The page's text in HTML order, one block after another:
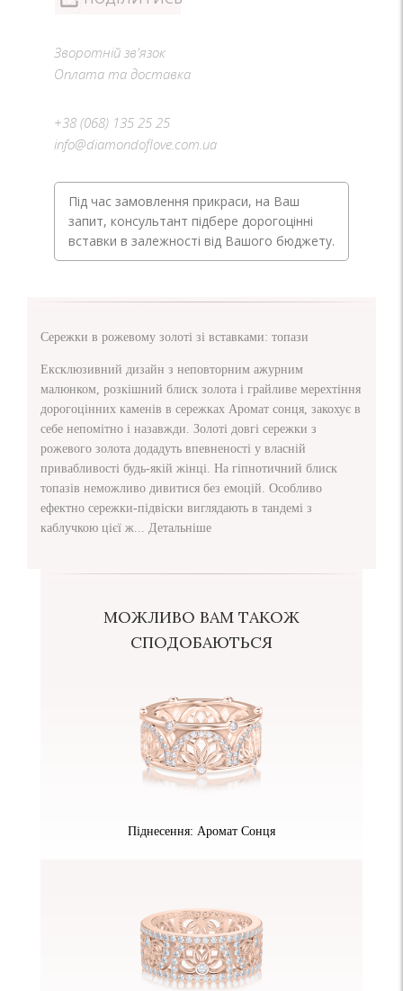
Зворотній зв'язок
Оплата та доставка
+38 (068) 135 25 25
info@diamondoflove.com.ua
Під час замовлення прикраси, на Ваш
запит, консультант підбере дорогоцінні
вставки в залежності від Вашого бюджету.
Сережки в рожевому золоті зі вставками: топази
Ексклюзивний дизайн з неповторним ажурним
малюнком, розкішний блиск золота і грайливе мерехтіння
дорогоцінних каменів в сережках Аромат сонця, закохує в
себе непомітно і назавжди. Золоті довгі сережки з
рожевого золота додадуть впевненості у власній
привабливості будь-якій жінці. На гіпнотичний блиск
топазів неможливо дивитися без емоцій. Особливо
ефектно сережки-підвіски виглядають в тандемі з
каблучкою цієї ж...
Детальніше
МОЖЛИВО ВАМ ТАКОЖ
СПОДОБАЮТЬСЯ
Піднесення: Аромат Сонця